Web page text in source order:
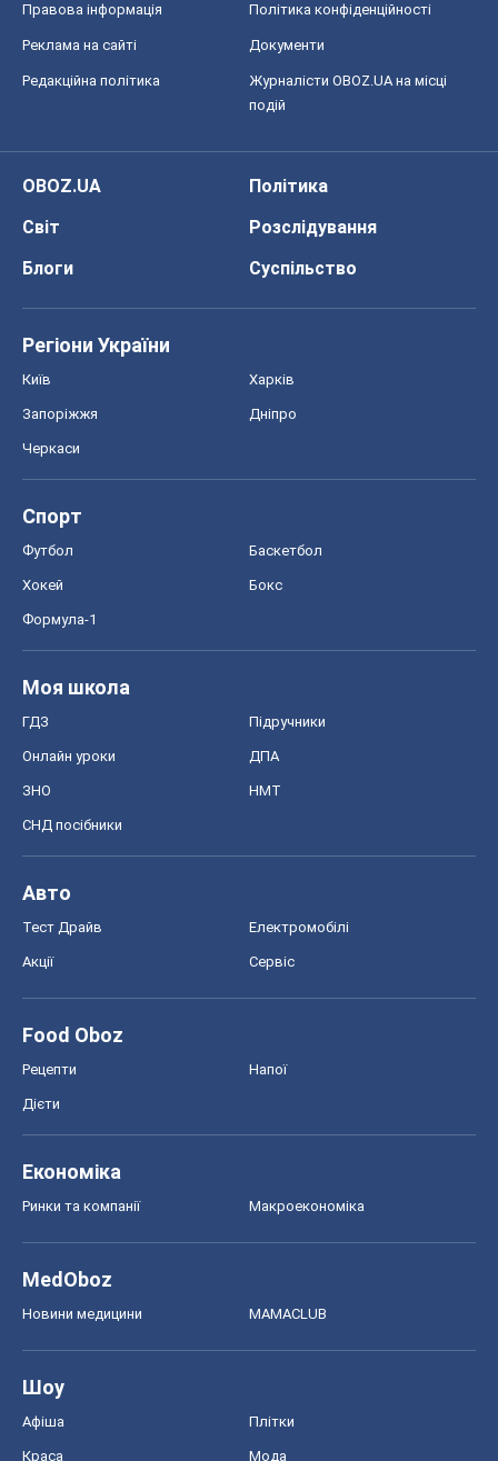
Правова інформація Політика конфіденційності
Реклама на сайті Документи
Редакційна політика
Журналісти OBOZ.UA на місці
подій
OBOZ.UA
Політика
Світ
Розслідування
Блоги
Суспільство
Регіони України
Київ Харків
Запоріжжя Дніпро
Черкаси
Спорт
Футбол Баскетбол
Хокей Бокс
Формула-1
Моя школа
ГДЗ Підручники
Онлайн уроки ДПА
ЗНО НМТ
СНД посібники
Авто
Тест Драйв Електромобілі
Акції Сервіс
Food Oboz
Рецепти Напої
Дієти
Економіка
Ринки та компанії Макроекономіка
MedOboz
Новини медицини MAMACLUB
Шоу
Афіша Плітки
Краса Мода